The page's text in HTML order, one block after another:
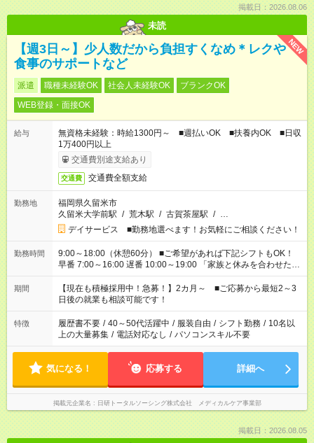
掲載日：2026.08.06
未読
NEW
【週3日～】少人数だから負担すくなめ＊レクや
食事のサポートなど
派遣 職種未経験OK 社会人未経験OK
ブランクOK
WEB登録・面接OK
給与
無資格未経験：時給1300円～ ■週払いOK ■扶養内OK ■日収
1万400円以上
交通費別途支給あり
交通費 交通費全額支給
勤務地
福岡県久留米市
久留米大学前駅 / 荒木駅 / 古賀茶屋駅 / …
デイサービス ■勤務地選べます！お気軽にご相談ください！
勤務時間
9:00～18:00（休憩60分） ■ご希望があれば下記シフトもOK！
早番 7:00～16:00 遅番 10:00～19:00 「家族と休みを合わせた
い」 「余裕を持って夕飯の準備がしたい」 「できれば残業はし
たくない」 など、ご希望を教えてくださいね。 ※Wワーク希望
の方へ 今ご覧のお仕事で希望する勤務時間と、もう1つのお仕事
の勤務時間。 合計で週40時間を超える場合は応募できません。
期間
【現在も積極採用中！急募！】2カ月～ ■ご応募から最短2～3
日後の就業も相談可能です！
特徴 履歴書不要 / 40～50代活躍中 / 服装自由 / シフト勤務 / 10名以
上の大量募集 / 電話対応なし / パソコンスキル不要
気になる！ 応募する 詳細へ
掲載元企業名 日研トータルソーシング株式会社 メディカルケア事業部
掲載日：2026.08.05